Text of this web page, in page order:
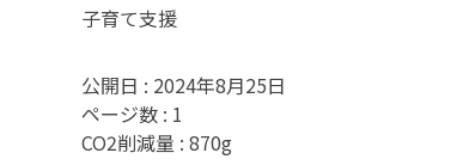
子育て支援
公開日 : 2024年8月25日
ページ数 : 1
CO2削減量 :870g